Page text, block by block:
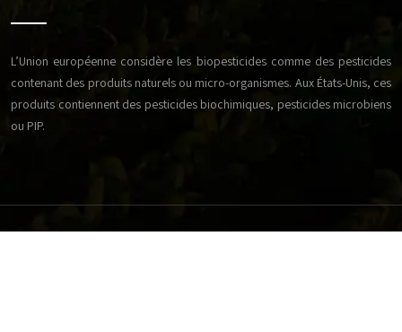
L’Union européenne considère les biopesticides comme des pesticides
contenant des produits naturels ou micro-organismes. Aux États-Unis, ces
produits contiennent des pesticides biochimiques, pesticides microbiens
ou PIP.